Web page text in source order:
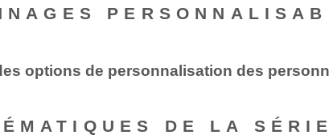
options de personnalisation des
DE LA